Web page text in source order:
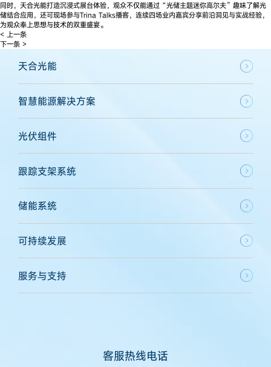
同时，天合光能打造沉浸式展台体验，观众不仅能通过“光储主题迷你高尔夫”趣味了解光
储结合应用，还可现场参与Trina Talks播客，连续四场业内嘉宾分享前沿洞见与实战经验，
为观众奉上思想与技术的双重盛宴。
< 上一条
下一条 >
天合光能
智慧能源解决方案
光伏组件
跟踪支架系统
储能系统
可持续发展
服务与支持
客服热线电话